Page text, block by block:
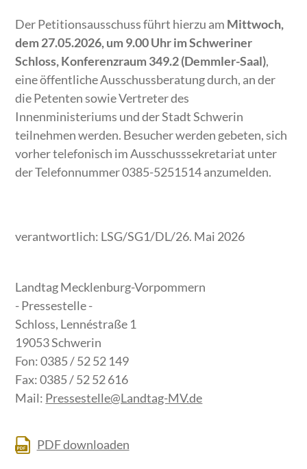
Der Petitionsausschuss führt hierzu am Mittwoch,
dem 27.05.2026, um 9.00 Uhr im Schweriner
Schloss, Konferenzraum 349.2 (Demmler-Saal),
eine öffentliche Ausschussberatung durch, an der
die Petenten sowie Vertreter des
Innenministeriums und der Stadt Schwerin
teilnehmen werden. Besucher werden gebeten, sich
vorher telefonisch im Ausschusssekretariat unter
der Telefonnummer 0385-5251514 anzumelden.
verantwortlich: LSG/SG1/DL/26. Mai 2026
Landtag Mecklenburg-Vorpommern
- Pressestelle -
Schloss, Lennéstraße 1
19053 Schwerin
Fon: 0385 / 52 52 149
Fax: 0385 / 52 52 616
Mail: Pressestelle@Landtag-MV.de
PDF downloaden